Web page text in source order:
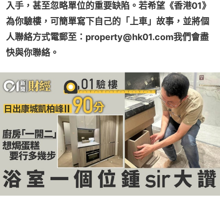
入手，甚至忽略單位的重要缺陷。若希望《香港01》
為你驗樓，可簡單寫下自己的「上車」故事，並將個
人聯絡方式電郵至：property@hk01.com我們會盡
快與你聯絡。